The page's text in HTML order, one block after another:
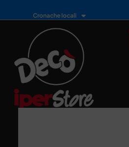
Cronache locali